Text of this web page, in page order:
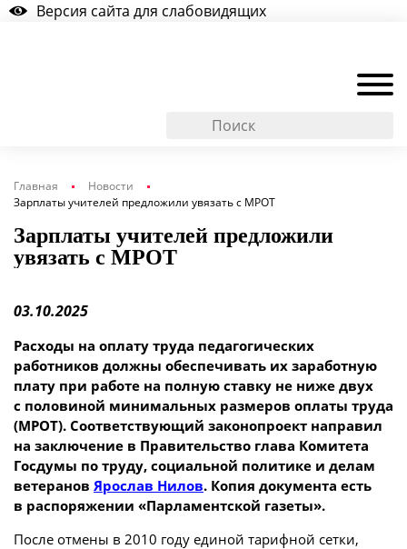
Версия сайта для слабовидящих
Главная
Новости
Зарплаты учителей предложили увязать с МРОТ
Зарплаты учителей предложили
увязать с МРОТ
03.10.2025
Расходы на оплату труда педагогических
работников должны обеспечивать их заработную
плату при работе на полную ставку не ниже двух
с половиной минимальных размеров оплаты труда
(МРОТ). Соответствующий законопроект направил
на заключение в Правительство глава Комитета
Госдумы по труду, социальной политике и делам
ветеранов Ярослав Нилов. Копия документа есть
в распоряжении «Парламентской газеты».
После отмены в 2010 году единой тарифной сетки,